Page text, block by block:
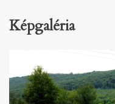
Képgaléria